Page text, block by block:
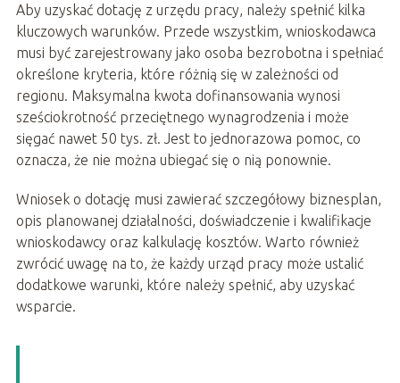
Aby uzyskać dotację z urzędu pracy, należy spełnić kilka
kluczowych warunków. Przede wszystkim, wnioskodawca
musi być zarejestrowany jako osoba bezrobotna i spełniać
określone kryteria, które różnią się w zależności od
regionu. Maksymalna kwota dofinansowania wynosi
sześciokrotność przeciętnego wynagrodzenia i może
sięgać nawet 50 tys. zł. Jest to jednorazowa pomoc, co
oznacza, że nie można ubiegać się o nią ponownie.
Wniosek o dotację musi zawierać szczegółowy biznesplan,
opis planowanej działalności, doświadczenie i kwalifikacje
wnioskodawcy oraz kalkulację kosztów. Warto również
zwrócić uwagę na to, że każdy urząd pracy może ustalić
dodatkowe warunki, które należy spełnić, aby uzyskać
wsparcie.